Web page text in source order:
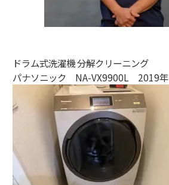
ドラム式洗濯機 分解クリーニング
パナソニック NA-VX9900L 2019年